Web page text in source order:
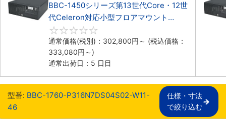
BBC-1450シリーズ第13世代Core・12世
代Celeron対応小型フロアマウント
4PCIe
通常価格(税別)： 302,800円 ～ (税込価格：
333,080円 ～)
通常出荷日：5 日目
型番: BBC-1760-P316N7DS04S02-W11-
46
仕様・寸法
で絞り込む